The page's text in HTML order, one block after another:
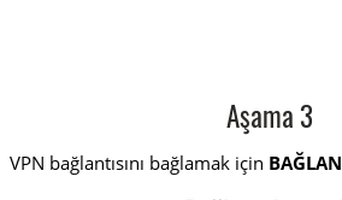
Aşama 3
VPN bağlantısını bağlamak için BAĞLAN